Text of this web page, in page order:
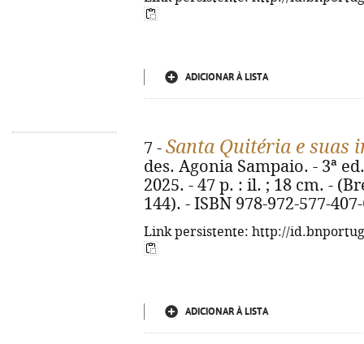
ADICIONAR À LISTA
7 - Santa Quitéria e suas
des. Agonia Sampaio. - 3ª
2025. - 47 p. : il. ; 18 cm. -
144). - ISBN 978-972-577-
Link persistente: http://
ADICIONAR À LISTA